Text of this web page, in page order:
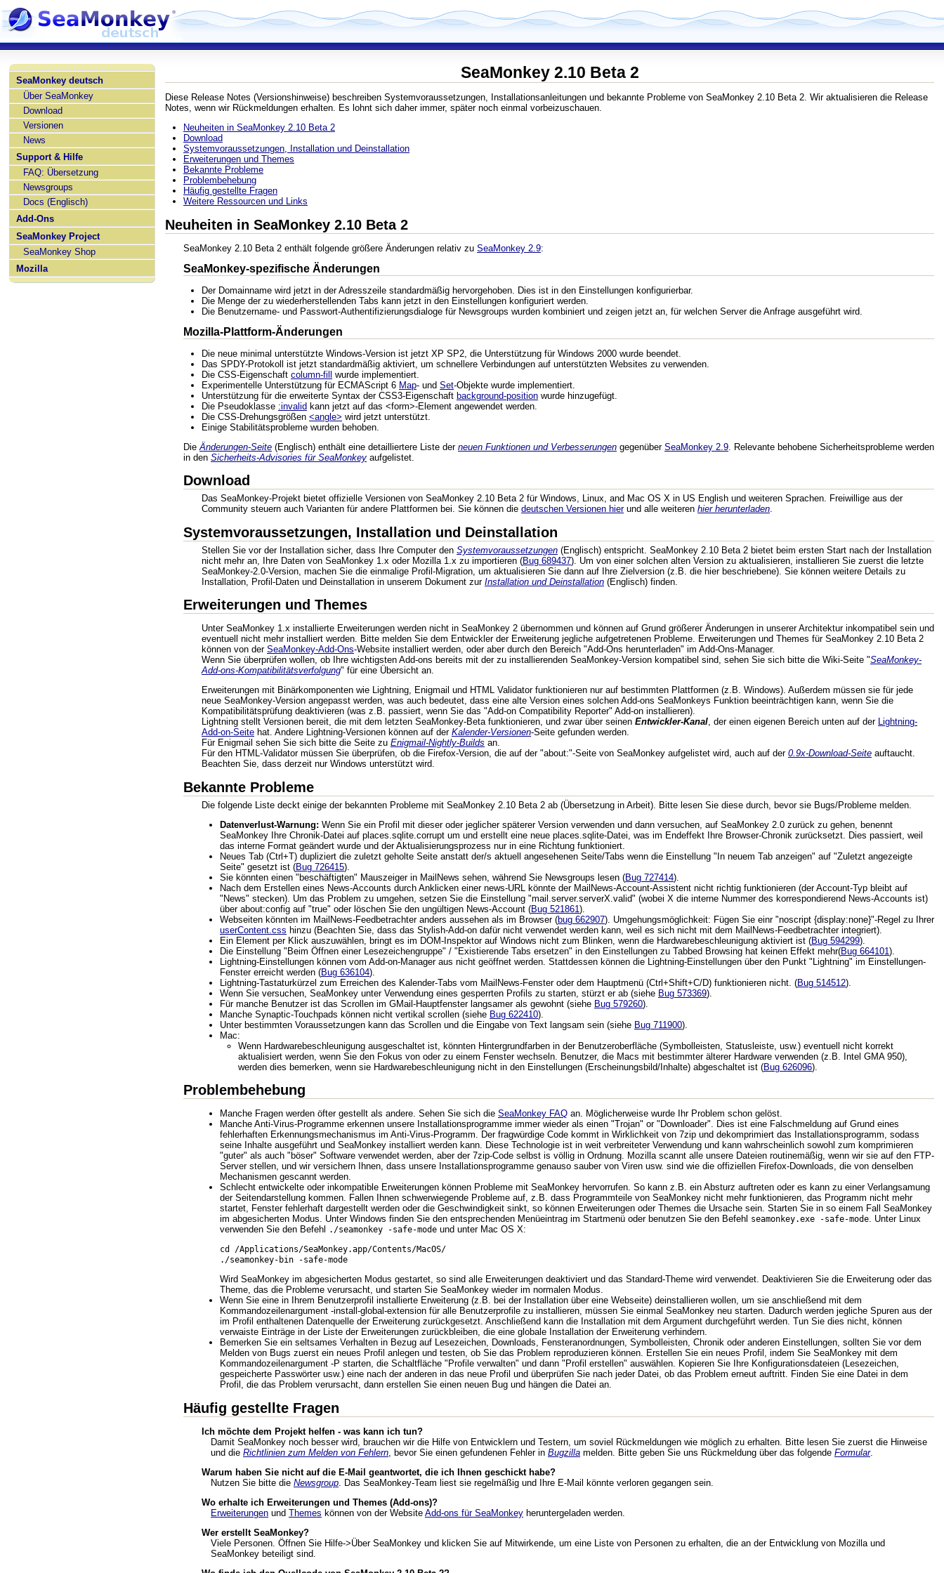
SeaMonkey deutsch
Über SeaMonkey
Download
Versionen
News
Support & Hilfe
FAQ: Übersetzung
Newsgroups
Docs (Englisch)
Add-Ons
SeaMonkey Project
SeaMonkey Shop
Mozilla
SeaMonkey 2.10 Beta 2
Diese Release Notes (Versionshinweise) beschreiben Systemvoraussetzungen, Installationsanleitungen und bekannte Probleme von SeaMonkey 2.10 Beta 2. Wir aktualisieren die Release
Notes, wenn wir Rückmeldungen erhalten. Es lohnt sich daher immer, später noch einmal vorbeizuschauen.
Neuheiten in SeaMonkey 2.10 Beta 2
Download
Systemvoraussetzungen, Installation und Deinstallation
Erweiterungen und Themes
Bekannte Probleme
Problembehebung
Häufig gestellte Fragen
Weitere Ressourcen und Links
Neuheiten in SeaMonkey 2.10 Beta 2
SeaMonkey 2.10 Beta 2 enthält folgende größere Änderungen relativ zu SeaMonkey 2.9:
SeaMonkey-spezifische Änderungen
Der Domainname wird jetzt in der Adresszeile standardmäßig hervorgehoben. Dies ist in den Einstellungen konfigurierbar.
Die Menge der zu wiederherstellenden Tabs kann jetzt in den Einstellungen konfiguriert werden.
Die Benutzername- und Passwort-Authentifizierungsdialoge für Newsgroups wurden kombiniert und zeigen jetzt an, für welchen Server die Anfrage ausgeführt wird.
Mozilla-Plattform-Änderungen
Die neue minimal unterstützte Windows-Version ist jetzt XP SP2, die Unterstützung für Windows 2000 wurde beendet.
Das SPDY-Protokoll ist jetzt standardmäßig aktiviert, um schnellere Verbindungen auf unterstützten Websites zu verwenden.
Die CSS-Eigenschaft column-fill wurde implementiert.
Experimentelle Unterstützung für ECMAScript 6 Map- und Set-Objekte wurde implementiert.
Unterstützung für die erweiterte Syntax der CSS3-Eigenschaft background-position wurde hinzugefügt.
Die Pseudoklasse :invalid kann jetzt auf das <form>-Element angewendet werden.
Die CSS-Drehungsgrößen <angle> wird jetzt unterstützt.
Einige Stabilitätsprobleme wurden behoben.
Die Änderungen-Seite (Englisch) enthält eine detailliertere Liste der neuen Funktionen und Verbesserungen gegenüber SeaMonkey 2.9 . Relevante behobene Sicherheitsprobleme werden
in den Sicherheits-Advisories für SeaMonkey aufgelistet.
Download
Das SeaMonkey-Projekt bietet offizielle Versionen von SeaMonkey 2.10 Beta 2 für Windows, Linux, and Mac OS X in US English und weiteren Sprachen. Freiwillige aus der
Community steuern auch Varianten für andere Plattformen bei. Sie können die deutschen Versionen hierund alle weiteren hier herunterladen.
Systemvoraussetzungen, Installation und Deinstallation
Stellen Sie vor der Installation sicher, dass Ihre Computer den Systemvoraussetzungen (Englisch) entspricht. SeaMonkey 2.10 Beta 2 bietet beim ersten Start nach der Installation
nicht mehr an, Ihre Daten von SeaMonkey 1.x oder Mozilla 1.x zu importieren (Bug 689437). Um von einer solchen alten Version zu aktualisieren, installieren Sie zuerst die letzte
SeaMonkey-2.0-Version, machen Sie die einmalige Profil-Migration, um aktualisieren Sie dann auf Ihre Zielversion (z.B. die hier beschriebene). Sie können weitere Details zu
Installation, Profil-Daten und Deinstallation in unserem Dokument zur Installation und Deinstallation (Englisch) finden.
Erweiterungen und Themes
Unter SeaMonkey 1.x installierte Erweiterungen werden nicht in SeaMonkey 2 übernommen und können auf Grund größerer Änderungen in unserer Architektur inkompatibel sein und
eventuell nicht mehr installiert werden. Bitte melden Sie dem Entwickler der Erweiterung jegliche aufgetretenen Probleme. Erweiterungen und Themes für SeaMonkey 2.10 Beta 2
können von der SeaMonkey-Add-Ons-Website installiert werden, oder aber durch den Bereich "Add-Ons herunterladen" im Add-Ons-Manager.
Wenn Sie überprüfen wollen, ob Ihre wichtigsten Add-ons bereits mit der zu installierenden SeaMonkey-Version kompatibel sind, sehen Sie sich bitte die Wiki-Seite "SeaMonkey-
Add-ons-Kompatibilitätsverfolgung" für eine Übersicht an.
Erweiterungen mit Binärkomponenten wie Lightning, Enigmail und HTML Validator funktionieren nur auf bestimmten Plattformen (z.B. Windows). Außerdem müssen sie für jede
neue SeaMonkey-Version angepasst werden, was auch bedeutet, dass eine alte Version eines solchen Add-ons SeaMonkeys Funktion beeinträchtigen kann, wenn Sie die
Kompatibilitätsprüfung deaktivieren (was z.B. passiert, wenn Sie das "Add-on Compatibility Reporter" Add-on installieren).
Lightning stellt Versionen bereit, die mit dem letzten SeaMonkey-Beta funktionieren, und zwar über seinen Entwickler-Kanal, der einen eigenen Bereich unten auf der Lightning-
Add-on-Seite hat. Andere Lightning-Versionen können auf der Kalender-Versionen-Seite gefunden werden.
Für Enigmail sehen Sie sich bitte die Seite zu Enigmail-Nightly-Builds an.
Für den HTML-Validator müssen Sie überprüfen, ob die Firefox-Version, die auf der "about:"-Seite von SeaMonkey aufgelistet wird, auch auf der 0.9x-Download-Seite auftaucht.
Beachten Sie, dass derzeit nur Windows unterstützt wird.
Bekannte Probleme
Die folgende Liste deckt einige der bekannten Probleme mit SeaMonkey 2.10 Beta 2 ab (Übersetzung in Arbeit). Bitte lesen Sie diese durch, bevor sie Bugs/Probleme melden.
Datenverlust-Warnung: Wenn Sie ein Profil mit dieser oder jeglicher späterer Version verwenden und dann versuchen, auf SeaMonkey 2.0 zurück zu gehen, benennt
SeaMonkey Ihre Chronik-Datei auf places.sqlite.corrupt um und erstellt eine neue places.sqlite-Datei, was im Endeffekt Ihre Browser-Chronik zurücksetzt. Dies passiert, weil
das interne Format geändert wurde und der Aktualisierungsprozess nur in eine Richtung funktioniert.
Neues Tab (Ctrl+T) dupliziert die zuletzt geholte Seite anstatt der/s aktuell angesehenen Seite/Tabs wenn die Einstellung "In neuem Tab anzeigen" auf "Zuletzt angezeigte
Seite" gesetzt ist (Bug 726415).
Sie könnten einen "beschäftigten" Mauszeiger in MailNews sehen, während Sie Newsgroups lesen (Bug 727414).
Nach dem Erstellen eines News-Accounts durch Anklicken einer news-URL könnte der MailNews-Account-Assistent nicht richtig funktionieren (der Account-Typ bleibt auf
"News" stecken). Um das Problem zu umgehen, setzen Sie die Einstellung "mail.server.serverX.valid" (wobei X die interne Nummer des korrespondierend News-Accounts ist)
über about:config auf "true" oder löschen Sie den ungültigen News-Account (Bug 521861 ).
Webseiten könnten im MailNews-Feedbetrachter anders aussehen als im Browser (bug 662907). Umgehungsmöglichkeit: Fügen Sie einr "noscript {display:none}"-Regel zu Ihrer
userContent.css hinzu (Beachten Sie, dass das Stylish-Add-on dafür nicht verwendet werden kann, weil es sich nicht mit dem MailNews-Feedbetrachter integriert).
Ein Element per Klick auszuwählen, bringt es im DOM-Inspektor auf Windows nicht zum Blinken, wenn die Hardwarebeschleunigung aktiviert ist (Bug 594299).
Die Einstellung "Beim Öffnen einer Lesezeichengruppe" / "Existierende Tabs ersetzen" in den Einstellungen zu Tabbed Browsing hat keinen Effekt mehr(Bug 664101 ).
Lightning-Einstellungen können vom Add-on-Manager aus nicht geöffnet werden. Stattdessen können die Lightning-Einstellungen über den Punkt "Lightning" im Einstellungen-
Fenster erreicht werden (Bug 636104).
Lightning-Tastaturkürzel zum Erreichen des Kalender-Tabs vom MailNews-Fenster oder dem Hauptmenü (Ctrl+Shift+C/D) funktionieren nicht. (Bug 514512).
Wenn Sie versuchen, SeaMonkey unter Verwendung eines gesperrten Profils zu starten, stürzt er ab (siehe Bug 573369).
Für manche Benutzer ist das Scrollen im GMail-Hauptfenster langsamer als gewohnt (siehe Bug 579260).
Manche Synaptic-Touchpads können nicht vertikal scrollen (siehe Bug 622410).
Unter bestimmten Voraussetzungen kann das Scrollen und die Eingabe von Text langsam sein (siehe Bug 711900).
Mac:
Wenn Hardwarebeschleunigung ausgeschaltet ist, könnten Hintergrundfarben in der Benutzeroberfläche (Symbolleisten, Statusleiste, usw.) eventuell nicht korrekt
aktualisiert werden, wenn Sie den Fokus von oder zu einem Fenster wechseln. Benutzer, die Macs mit bestimmter älterer Hardware verwenden (z.B. Intel GMA 950),
werden dies bemerken, wenn sie Hardwarebeschleunigung nicht in den Einstellungen (Erscheinungsbild/Inhalte) abgeschaltet ist (Bug 626096).
Problembehebung
Manche Fragen werden öfter gestellt als andere. Sehen Sie sich die SeaMonkey FAQ an. Möglicherweise wurde Ihr Problem schon gelöst.
Manche Anti-Virus-Programme erkennen unsere Installationsprogramme immer wieder als einen "Trojan" or "Downloader". Dies ist eine Falschmeldung auf Grund eines
fehlerhaften Erkennungsmechanismus im Anti-Virus-Programm. Der fragwürdige Code kommt in Wirklichkeit von 7zip und dekomprimiert das Installationsprogramm, sodass
seine Inhalte ausgeführt und SeaMonkey installiert werden kann. Diese Technologie ist in weit verbreiteter Verwendung und kann wahrscheinlich sowohl zum komprimieren
"guter" als auch "böser" Software verwendet werden, aber der 7zip-Code selbst is völlig in Ordnung. Mozilla scannt alle unsere Dateien routinemäßig, wenn wir sie auf den FTP-
Server stellen, und wir versichern Ihnen, dass unsere Installationsprogramme genauso sauber von Viren usw. sind wie die offiziellen Firefox-Downloads, die von denselben
Mechanismen gescannt werden.
Schlecht entwickelte oder inkompatible Erweiterungen können Probleme mit SeaMonkey hervorrufen. So kann z.B. ein Absturz auftreten oder es kann zu einer Verlangsamung
der Seitendarstellung kommen. Fallen Ihnen schwerwiegende Probleme auf, z.B. dass Programmteile von SeaMonkey nicht mehr funktionieren, das Programm nicht mehr
startet, Fenster fehlerhaft dargestellt werden oder die Geschwindigkeit sinkt, so können Erweiterungen oder Themes die Ursache sein. Starten Sie in so einem Fall SeaMonkey
im abgesicherten Modus. Unter Windows finden Sie den entsprechenden Menüeintrag im Startmenü oder benutzen Sie den Befehl seamonkey.exe -safe-mode. Unter Linux
verwenden Sie den Befehl
./seamonkey -safe-mode und unter Mac OS X:
cd /Applications/SeaMonkey.app/Contents/MacOS/
./seamonkey-bin -safe-mode
Wird SeaMonkey im abgesicherten Modus gestartet, so sind alle Erweiterungen deaktiviert und das Standard-Theme wird verwendet. Deaktivieren Sie die Erweiterung oder das
Theme, das die Probleme verursacht, und starten Sie SeaMonkey wieder im normalen Modus.
Wenn Sie eine in Ihrem Benutzerprofil installierte Erweiterung (z.B. bei der Installation über eine Webseite) deinstallieren wollen, um sie anschließend mit dem
Kommandozeilenargument -install-global-extension für alle Benutzerprofile zu installieren, müssen Sie einmal SeaMonkey neu starten. Dadurch werden jegliche Spuren aus der
im Profil enthaltenen Datenquelle der Erweiterung zurückgesetzt. Anschließend kann die Installation mit dem Argument durchgeführt werden. Tun Sie dies nicht, können
verwaiste Einträge in der Liste der Erweiterungen zurückbleiben, die eine globale Installation der Erweiterung verhindern.
Bemerken Sie ein seltsames Verhalten in Bezug auf Lesezeichen, Downloads, Fensteranordnungen, Symbolleisten, Chronik oder anderen Einstellungen, sollten Sie vor dem
Melden von Bugs zuerst ein neues Profil anlegen und testen, ob Sie das Problem reproduzieren können. Erstellen Sie ein neues Profil, indem Sie SeaMonkey mit dem
Kommandozeilenargument -P starten, die Schaltfläche "Profile verwalten" und dann "Profil erstellen" auswählen. Kopieren Sie Ihre Konfigurationsdateien (Lesezeichen,
gespeicherte Passwörter usw.) eine nach der anderen in das neue Profil und überprüfen Sie nach jeder Datei, ob das Problem erneut auftritt. Finden Sie eine Datei in dem
Profil, die das Problem verursacht, dann erstellen Sie einen neuen Bug und hängen die Datei an.
Häufig gestellte Fragen
Ich möchte dem Projekt helfen - was kann ich tun?
Damit SeaMonkey noch besser wird, brauchen wir die Hilfe von Entwicklern und Testern, um soviel Rückmeldungen wie möglich zu erhalten. Bitte lesen Sie zuerst die Hinweise
und die Richtlinien zum Melden von Fehlern, bevor Sie einen gefundenen Fehler in Bugzilla melden. Bitte geben Sie uns Rückmeldung über das folgende Formular.
Warum haben Sie nicht auf die E-Mail geantwortet, die ich Ihnen geschickt habe?
Nutzen Sie bitte die Newsgroup. Das SeaMonkey-Team liest sie regelmäßig und Ihre E-Mail könnte verloren gegangen sein.
Wo erhalte ich Erweiterungen und Themes (Add-ons)?
Erweiterungen und Themes können von der Website Add-ons für SeaMonkey heruntergeladen werden.
Wer erstellt SeaMonkey?
Viele Personen. Öffnen Sie Hilfe->Über SeaMonkey und klicken Sie auf Mitwirkende, um eine Liste von Personen zu erhalten, die an der Entwicklung von Mozilla und
SeaMonkey beteiligt sind.